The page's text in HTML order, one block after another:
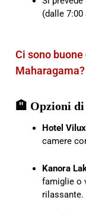
(dalle 7:00
Ci sono
Maharagama?
🏨 Opzioni
Hotel
camere
Kanora
famiglie o
rilassante.